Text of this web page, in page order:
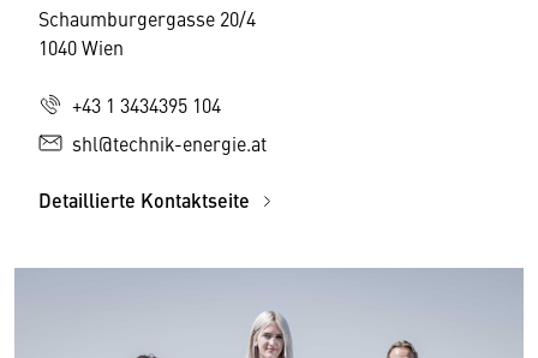
Schaumburgergasse 20/4
1040 Wien
+43 1 3434395 104
shl@technik-energie.at
Detaillierte Kontaktseite